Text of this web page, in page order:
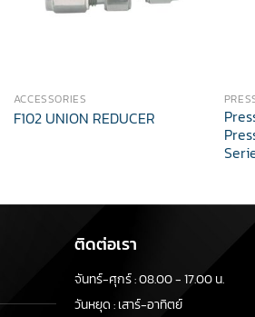
ACCESSORIES
F102 UNION REDUCER
ติดต่อเรา
จันทร์-ศุกร์ : 08.00 - 17.00 น.
วันหยุด : เสาร์-อาทิตย์